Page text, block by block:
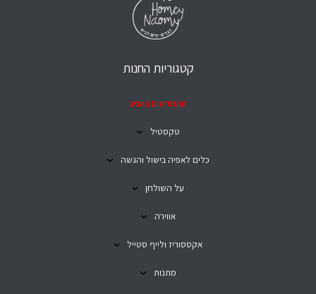
קטגוריות החנות
מתחדשים באביב
טקסטיל
כלים לאפיה בישול והגשה
על השולחן
אווירה
אקססוריז ולייף סטייל
מתנות